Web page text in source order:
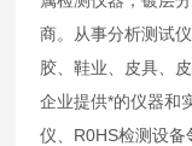
商。从事分析测试
胶、鞋业、皮具、
企业提供*的仪器和
仪、R0HS检测设备